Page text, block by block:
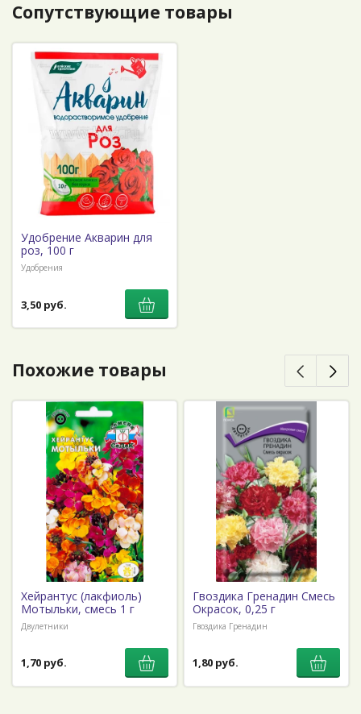
Сопутствующие товары
Удобрение Акварин для
роз, 100 г
Удобрения
3,50 руб.
Похожие товары
Хейрантус (лакфиоль)
Мотыльки, смесь 1 г
Двулетники
1,70 руб.
Гвоздика Гренадин Смесь
Окрасок, 0,25 г
Гвоздика Гренадин
1,80 руб.